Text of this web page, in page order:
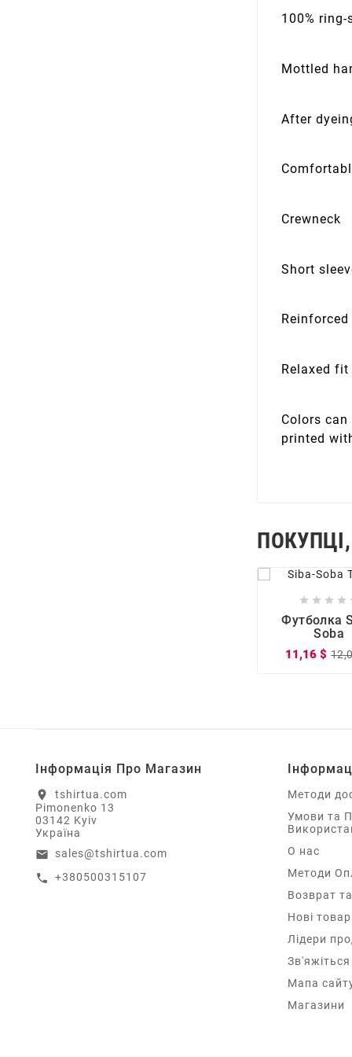
100%
Mottled
After
Crewneck
Short
Relaxed fit
Colors
printed
   
Футболка
Soba
11,16 $
Інформація Про Магазин
location_on
tshirtua.com
Pimonenko 13
03142 Kyiv
Україна
email sales@tshirtua.com
call +380500315107
Методи
Умови та
О нас
Методи
Возврат
Нові
Лідери
Мапа
Магазини